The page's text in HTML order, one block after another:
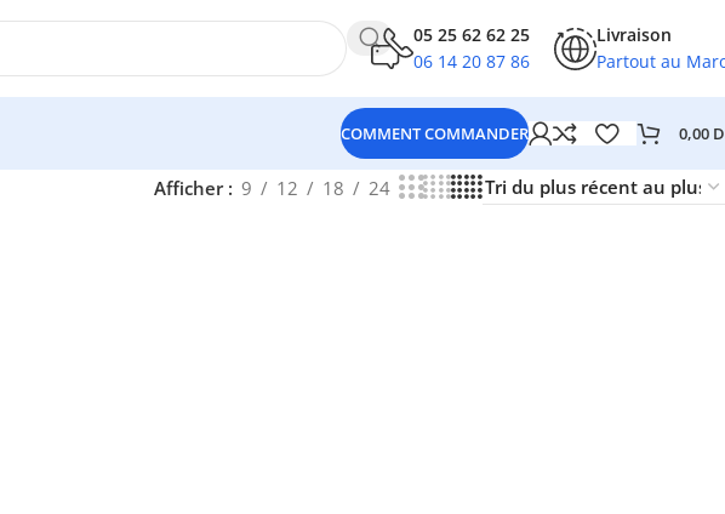
05 25 62 62 25
06 14 20 87 86
Livraison
Partout au
COMMENT COMMANDER 0,00
Afficher 9 12 18 24